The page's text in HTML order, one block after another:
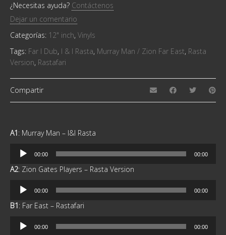
Rasta
/
Rasta
Version
/
Rastafari
Far
I
Dub
¿Necesitas ayuda? Contáctenos
Dejar un comentario
Categorías: 12" inch, Vinyls
Tags: Far I Dub, I & I Rasta, Murray Man / Zion Far East, Rasta
Version, Rastafari
Compartir
A1: Murray Man – I&I Rasta
Reproductor
audio
00:00 00:00
A2: Zion Gates Players – Rasta Version
Reproductor
audio
00:00 00:00
B1: Far East – Rastafari
Reproductor
00:00 00:00